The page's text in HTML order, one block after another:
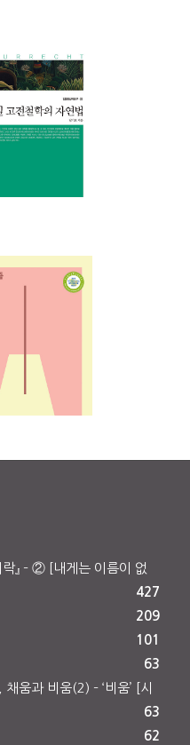
』 – ② [내게는 이름이 없
427
209
101
63
움과 비움(2) – ‘비움’ [시
63
62